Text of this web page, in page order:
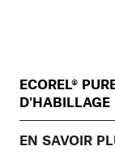
ECOREL®
D'HABILLAGE
EN SAVOIR